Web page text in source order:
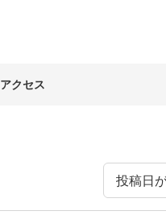
アクセス